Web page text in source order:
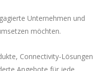
Unternehmen und
möchten.
Connectivity-Lösungen